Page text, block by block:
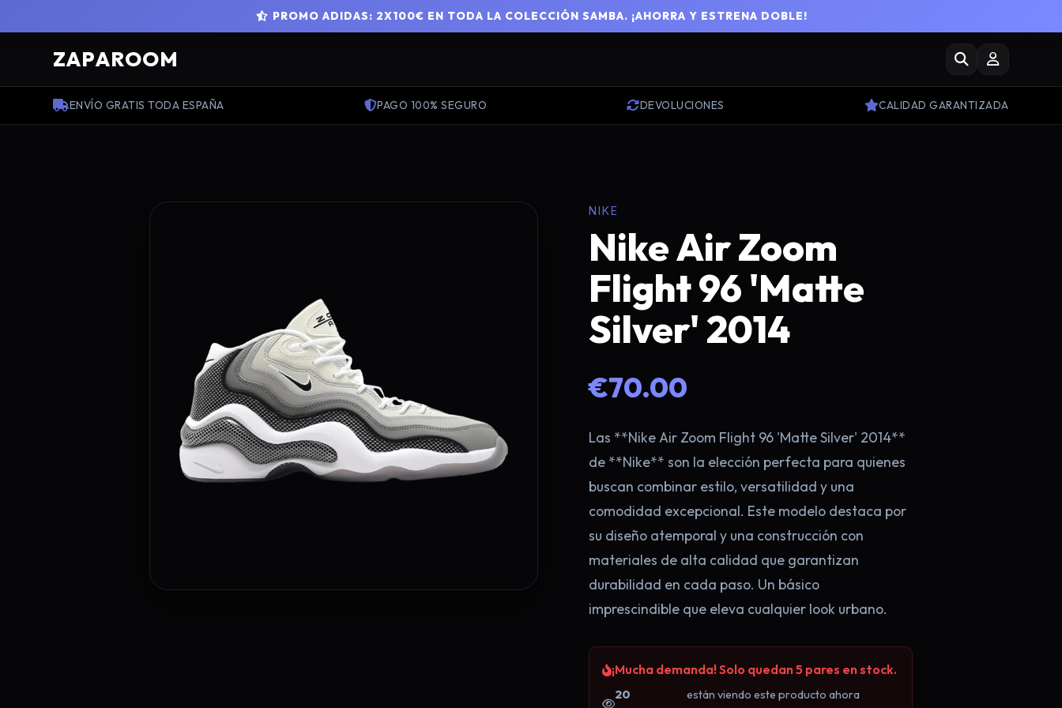
PROMO ADIDAS: 2X100€ EN TODA LA COLECCIÓN SAMBA. ¡AHORRA Y ESTRENA DOBLE!
ZAPAROOM
ENVÍO GRATIS TODA ESPAÑA PAGO 100% SEGURO DEVOLUCIONES CALIDAD GARANTIZADA
NIKE
Nike Air Zoom
Flight 96 'Matte
Silver' 2014
€70.00
Las **Nike Air Zoom Flight 96 'Matte Silver' 2014**
de **Nike** son la elección perfecta para quienes
buscan combinar estilo, versatilidad y una
comodidad excepcional. Este modelo destaca por
su diseño atemporal y una construcción con
materiales de alta calidad que garantizan
durabilidad en cada paso. Un básico
imprescindible que eleva cualquier look urbano.
¡Mucha demanda! Solo quedan 5 pares en stock.
20
están viendo este producto ahora
¡Llévate 2 x 100€! 👟
Regístrate ahora y aprovecha la **oferta exclusiva en